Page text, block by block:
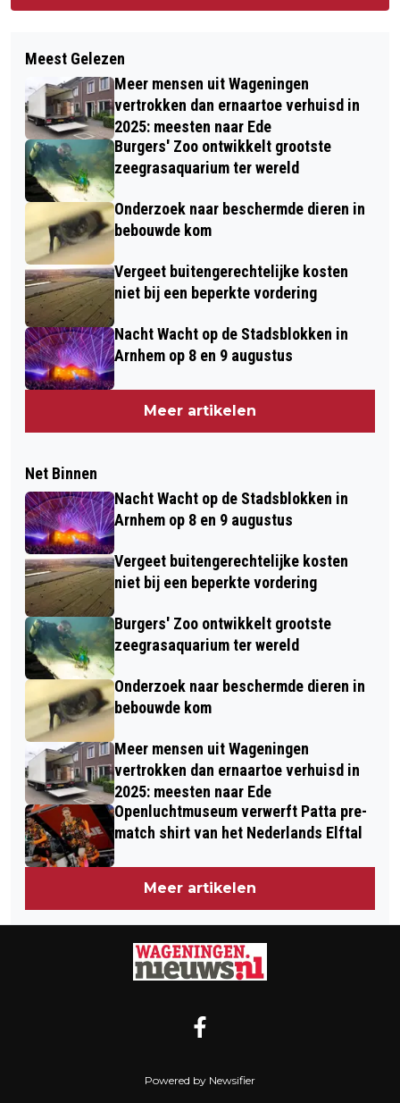
Meest Gelezen
Meer mensen uit Wageningen
vertrokken dan ernaartoe verhuisd in
2025: meesten naar Ede
Burgers' Zoo ontwikkelt grootste
zeegrasaquarium ter wereld
Onderzoek naar beschermde dieren in
bebouwde kom
Vergeet buitengerechtelijke kosten
niet bij een beperkte vordering
Nacht Wacht op de Stadsblokken in
Arnhem op 8 en 9 augustus
Meer artikelen
Net Binnen
Nacht Wacht op de Stadsblokken in
Arnhem op 8 en 9 augustus
Vergeet buitengerechtelijke kosten
niet bij een beperkte vordering
Burgers' Zoo ontwikkelt grootste
zeegrasaquarium ter wereld
Onderzoek naar beschermde dieren in
bebouwde kom
Meer mensen uit Wageningen
vertrokken dan ernaartoe verhuisd in
2025: meesten naar Ede
Openluchtmuseum verwerft Patta pre-
match shirt van het Nederlands Elftal
Meer artikelen
Powered by Newsifier